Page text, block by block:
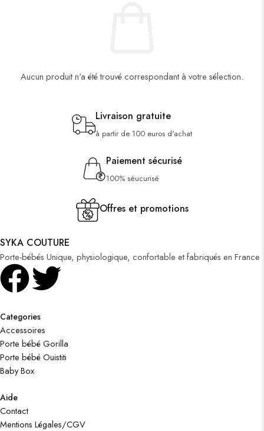
Aucun produit n'a été trouvé correspondant à votre sélection.
Livraison gratuite
à partir de 100 euros d'achat
Paiement sécurisé
100% séucurisé
Offres et promotions
SYKA COUTURE
Porte-bébés Unique, physiologique, confortable et fabriqués en France
Categories
Accessoires
Porte bébé Gorilla
Porte bébé Ouistiti
Baby Box
Aide
Contact
Mentions Légales/CGV